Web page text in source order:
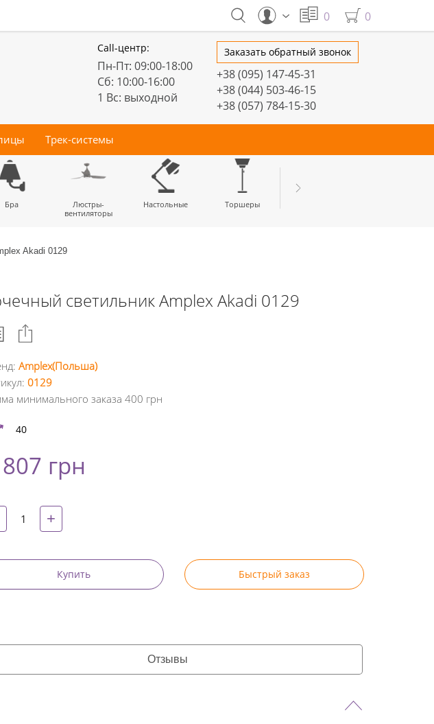
0 0
Заказать обратный звонок
+38 (095) 147-45-31
+38 (044) 503-46-15
+38 (057) 784-15-30
Call-центр:
Пн-Пт: 09:00-18:00
Сб: 10:00-16:00
1 Вс: выходной
Бра
Люстры-
вентиляторы
Настольные Торшеры
Прожектора Декоративные
Трек-системы
Комплектующие
для трек-систем
Akadi 0129
светильник Amplex Akadi 0129
Facebook
Twitter
Amplex(Польша)
0129
минимального заказа 400 грн
40
грн
+
Купить Быстрый заказ
Отзывы